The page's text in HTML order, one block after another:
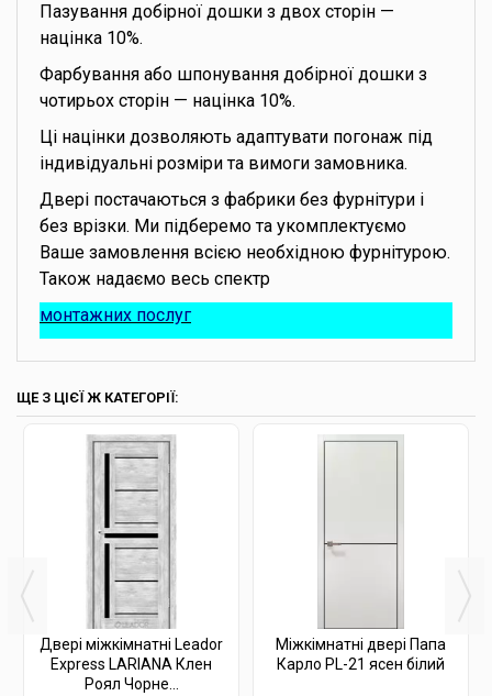
Пазування добірної дошки з двох сторін —
націнка 10%.
Фарбування або шпонування добірної дошки з
чотирьох сторін — націнка 10%.
Ці націнки дозволяють адаптувати погонаж під
індивідуальні розміри та вимоги замовника.
Двері постачаються з фабрики без фурнітури і
без врізки. Ми підберемо та укомплектуємо
Ваше замовлення всією необхідною фурнітурою.
Також надаємо весь спектр
монтажних послуг
ЩЕ З ЦІЄЇ Ж КАТЕГОРІЇ:
Двері міжкімнатні Leador
Express LARIANA Клен
Роял Чорне...
Міжкімнатні двері Папа
Карло PL-21 ясен білий